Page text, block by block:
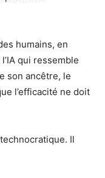
humains, en
qui ressemble
son ancêtre, le
l’efficacité ne doit
Il